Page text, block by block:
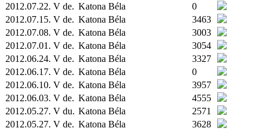
2012.07.22. V de. Katona Béla
0
2012.07.15. V de. Katona Béla
3463
2012.07.08. V de. Katona Béla
3003
2012.07.01. V de. Katona Béla
3054
2012.06.24. V de. Katona Béla
3327
2012.06.17. V de. Katona Béla
0
2012.06.10. V de. Katona Béla
3957
2012.06.03. V de. Katona Béla
4555
2012.05.27. V du. Katona Béla
2571
2012.05.27. V de. Katona Béla
3628